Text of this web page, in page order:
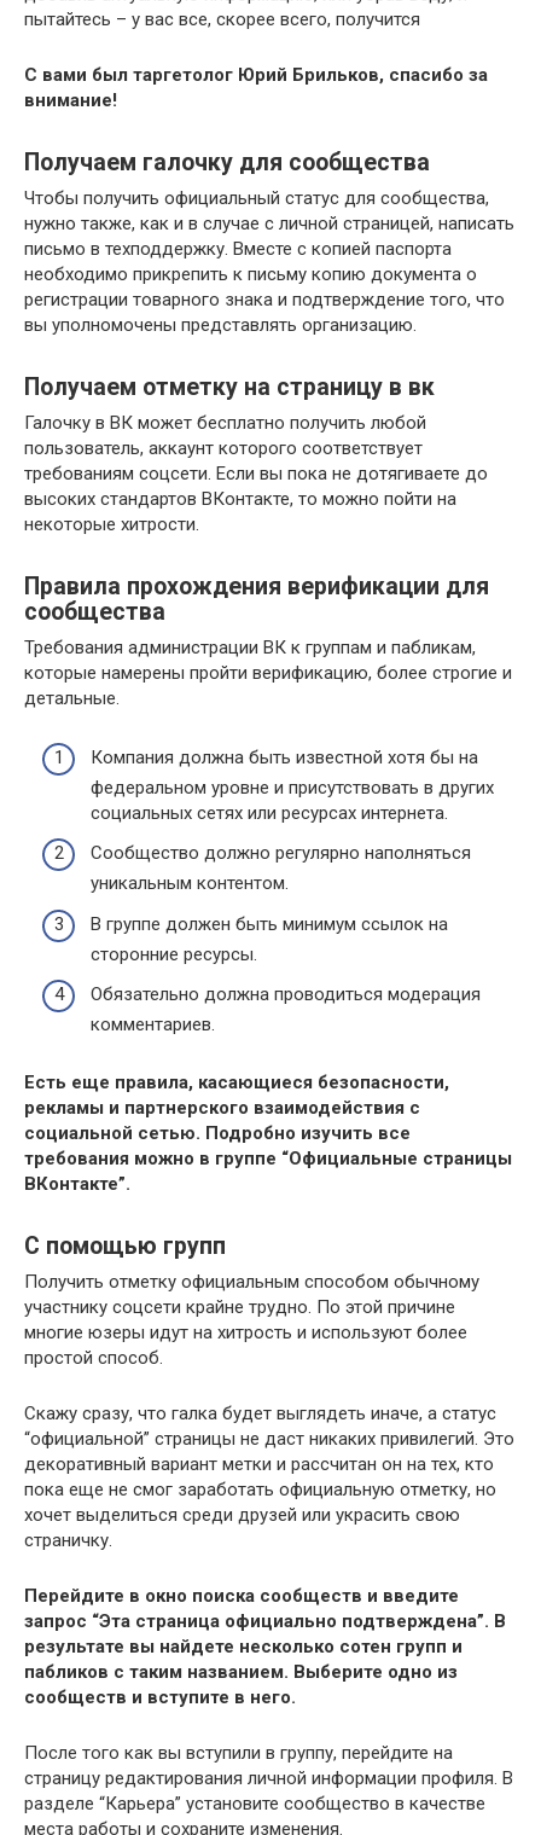
пытайтесь – у вас все, скорее всего, получится
С вами был таргетолог Юрий Брильков, спасибо за
внимание!
Получаем галочку для сообщества
Чтобы получить официальный статус для сообщества,
нужно также, как и в случае с личной страницей, написать
письмо в техподдержку. Вместе с копией паспорта
необходимо прикрепить к письму копию документа о
регистрации товарного знака и подтверждение того, что
вы уполномочены представлять организацию.
Получаем отметку на страницу в вк
Галочку в ВК может бесплатно получить любой
пользователь, аккаунт которого соответствует
требованиям соцсети. Если вы пока не дотягиваете до
высоких стандартов ВКонтакте, то можно пойти на
некоторые хитрости.
Правила прохождения верификации для
сообщества
Требования администрации ВК к группам и пабликам,
которые намерены пройти верификацию, более строгие и
детальные.
Компания должна быть известной хотя бы на
федеральном уровне и присутствовать в других
социальных сетях или ресурсах интернета.
Сообщество должно регулярно наполняться
уникальным контентом.
В группе должен быть минимум ссылок на
сторонние ресурсы.
Обязательно должна проводиться модерация
комментариев.
Есть еще правила, касающиеся безопасности,
рекламы и партнерского взаимодействия с
социальной сетью. Подробно изучить все
требования можно в группе “Официальные страницы
ВКонтакте”.
С помощью групп
Получить отметку официальным способом обычному
участнику соцсети крайне трудно. По этой причине
многие юзеры идут на хитрость и используют более
простой способ.
Скажу сразу, что галка будет выглядеть иначе, а статус
“официальной” страницы не даст никаких привилегий. Это
декоративный вариант метки и рассчитан он на тех, кто
пока еще не смог заработать официальную отметку, но
хочет выделиться среди друзей или украсить свою
страничку.
Перейдите в окно поиска сообществ и введите
запрос “Эта страница официально подтверждена”. В
результате вы найдете несколько сотен групп и
пабликов с таким названием. Выберите одно из
сообществ и вступите в него.
После того как вы вступили в группу, перейдите на
страницу редактирования личной информации профиля. В
разделе “Карьера” установите сообщество в качестве
места работы и сохраните изменения.